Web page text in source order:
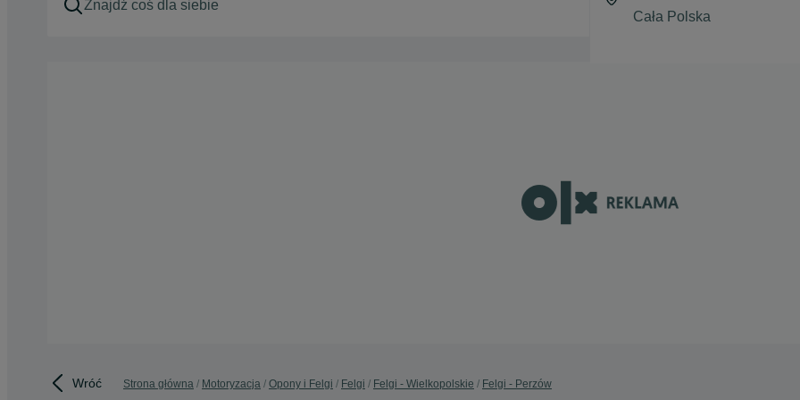
Wróć Strona główna Motoryzacja Opony i Felgi Felgi Felgi - Wielkopolskie Felgi - Perzów